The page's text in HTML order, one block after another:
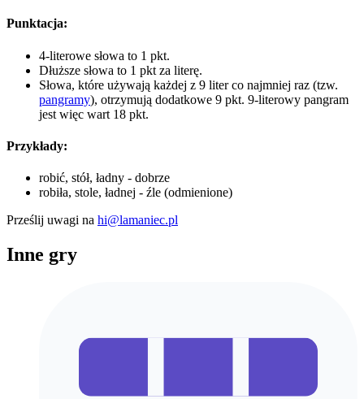
Punktacja:
4-literowe słowa to 1 pkt.
Dłuższe słowa to 1 pkt za literę.
Słowa, które używają każdej z 9 liter co najmniej raz (tzw.
pangramy), otrzymują dodatkowe 9 pkt. 9-literowy pangram
jest więc wart 18 pkt.
Przykłady:
robić, stół, ładny - dobrze
robiła, stole, ładnej - źle (odmienione)
Prześlij uwagi na hi@lamaniec.pl
Inne gry